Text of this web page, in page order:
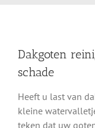
Dakgoten
schade
Heeft u last van
kleine
teken dat uw